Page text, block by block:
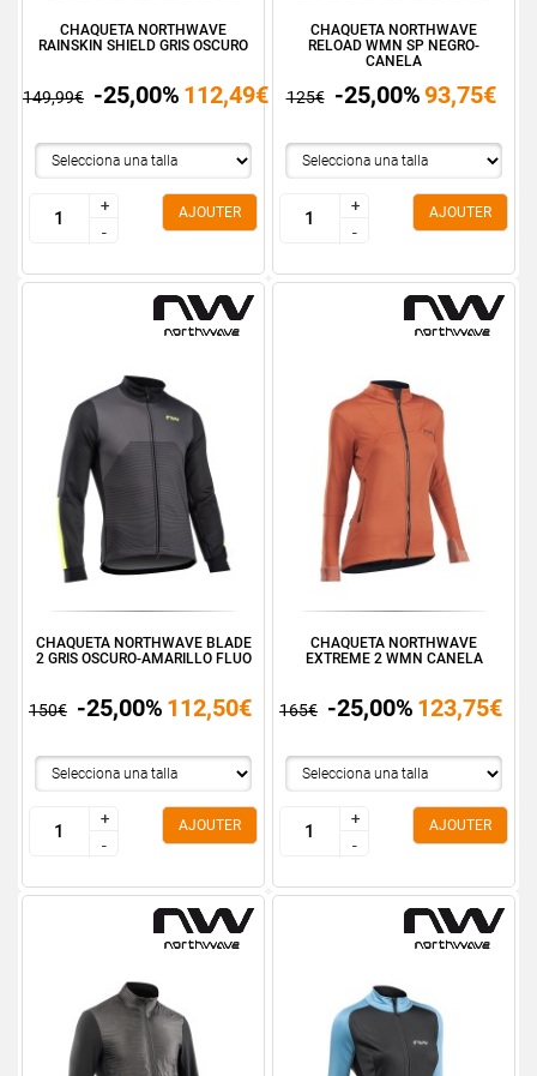
CHAQUETA NORTHWAVE
RAINSKIN SHIELD GRIS OSCURO
149,99€ -25,00% 112,49€
+
-
+
-
AJOUTER
CHAQUETA NORTHWAVE
RELOAD WMN SP NEGRO-
CANELA
125€ -25,00%93,75€
+
-
+
-
AJOUTER
CHAQUETA NORTHWAVE BLADE
2 GRIS OSCURO-AMARILLO FLUO
150€ -25,00% 112,50€
+
-
+
-
AJOUTER
CHAQUETA NORTHWAVE
EXTREME 2 WMN CANELA
165€ -25,00% 123,75€
+
-
+
-
AJOUTER